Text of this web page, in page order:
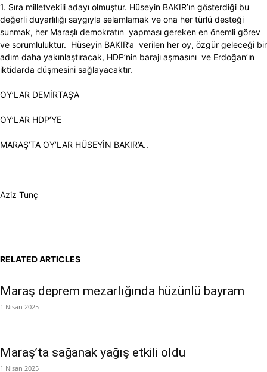
1. Sıra milletvekili adayı olmuştur. Hüseyin BAKIR’ın gösterdiği bu
değerli duyarlılığı saygıyla selamlamak ve ona her türlü desteği
sunmak, her Maraşlı demokratın yapması gereken en önemli görev
ve sorumluluktur. Hüseyin BAKIR’a verilen her oy, özgür geleceği bir
adım daha yakınlaştıracak, HDP’nin barajı aşmasını ve Erdoğan’ın
iktidarda düşmesini sağlayacaktır.
OY’LAR DEMİRTAŞ’A
OY’LAR HDP’YE
MARAŞ’TA OY’LAR HÜSEYİN BAKIR’A..
Aziz Tunç
RELATED ARTICLES
Maraş deprem mezarlığında hüzünlü bayram
1 Nisan 2025
Maraş’ta sağanak yağış etkili oldu
1 Nisan 2025